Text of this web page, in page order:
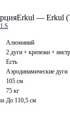
Erkul — Erkul
Алюминий
2 дуги + крепежи +
Есть
Аэродинамические дуги
105 см
75 кг
До 110,5 см